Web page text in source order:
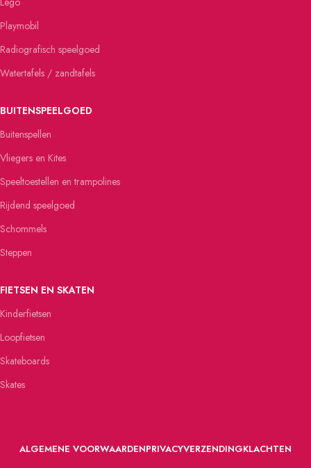
Playmobil
Radiografisch speelgoed
Watertafels / zandtafels
BUITENSPEELGOED
Buitenspellen
Vliegers en Kites
Speeltoestellen en trampolines
Rijdend speelgoed
Schommels
Steppen
FIETSEN EN SKATEN
Kinderfietsen
Loopfietsen
Skateboards
Skates
ALGEMENE VOORWAARDENPRIVACYVERZENDINGKLACHTEN